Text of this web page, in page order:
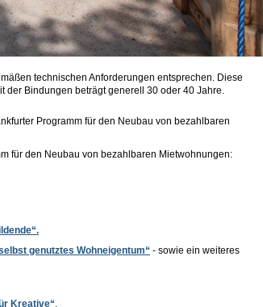
technischen Anforderungen entsprechen. Diese
Bindungen beträgt generell 30 oder 40 Jahre.
Programm für den Neubau von bezahlbaren
für den Neubau von bezahlbaren Mietwohnungen:
genutztes Wohneigentum“ - sowie ein weiteres
Kreative“